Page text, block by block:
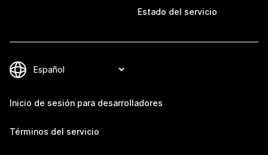
Estado del servicio
Inicio de sesión para desarrolladores
Términos del servicio